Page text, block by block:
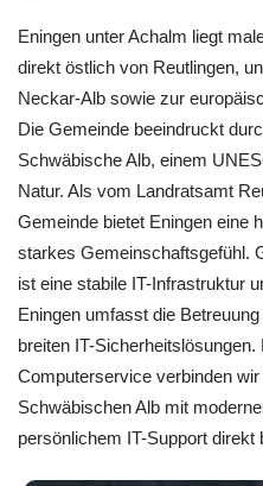
Eningen unter Achalm liegt
direkt östlich von Reutlingen,
Neckar-Alb sowie zur
Die Gemeinde beeindruckt
Schwäbische Alb, einem
Natur. Als vom Landratsamt
Gemeinde bietet Eningen eine
starkes Gemeinschaftsgefühl.
ist eine stabile IT-Infrastruktur
Eningen umfasst die
breiten IT-
Computerservice verbinden
Schwäbischen Alb mit
persönlichem IT-Support direkt